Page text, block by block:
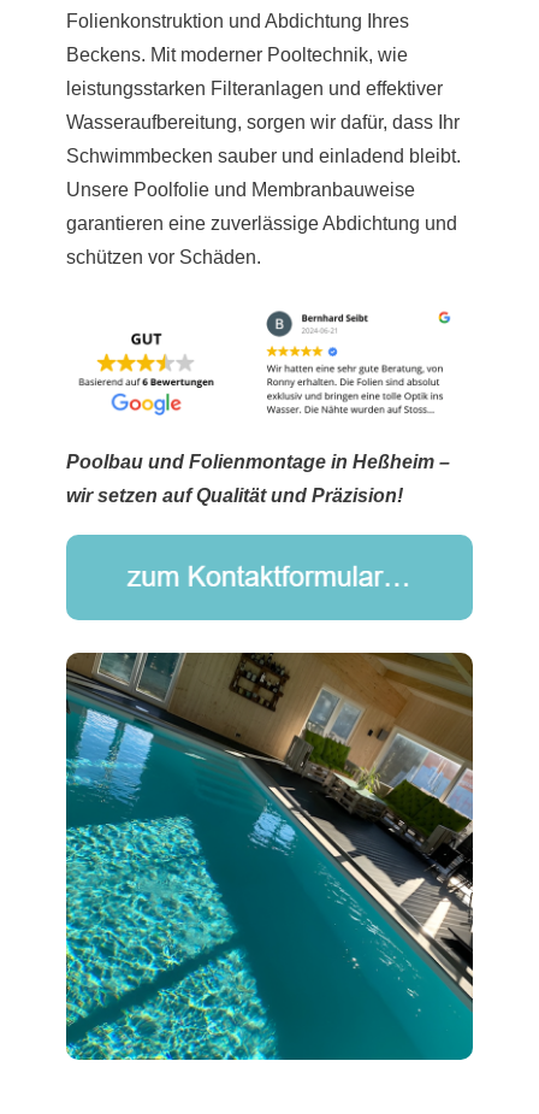
Folienkonstruktion und Abdichtung Ihres
Beckens. Mit moderner Pooltechnik, wie
leistungsstarken Filteranlagen und effektiver
Wasseraufbereitung, sorgen wir dafür, dass Ihr
Schwimmbecken sauber und einladend bleibt.
Unsere Poolfolie und Membranbauweise
garantieren eine zuverlässige Abdichtung und
schützen vor Schäden.
Poolbau und Folienmontage in Heßheim –
wir setzen auf Qualität und Präzision!